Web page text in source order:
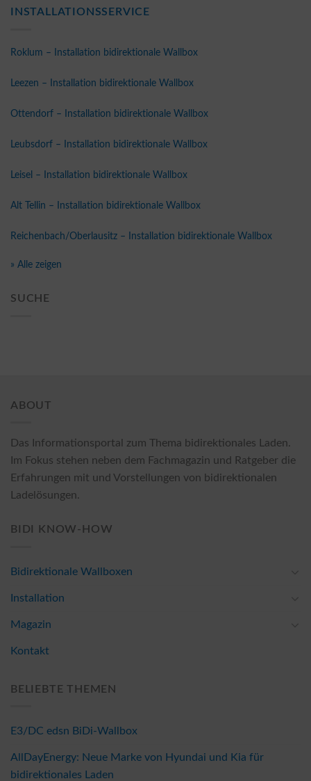
INSTALLATIONSSERVICE
Roklum – Installation bidirektionale Wallbox
Leezen – Installation bidirektionale Wallbox
Ottendorf – Installation bidirektionale Wallbox
Leubsdorf – Installation bidirektionale Wallbox
Leisel – Installation bidirektionale Wallbox
Alt Tellin – Installation bidirektionale Wallbox
Reichenbach/Oberlausitz – Installation bidirektionale Wallbox
» Alle zeigen
SUCHE
ABOUT
Das Informationsportal zum Thema bidirektionales Laden.
Im Fokus stehen neben dem Fachmagazin und Ratgeber die
Erfahrungen mit und Vorstellungen von bidirektionalen
Ladelösungen.
BIDI KNOW-HOW
Bidirektionale Wallboxen
Installation
Magazin
Kontakt
BELIEBTE THEMEN
E3/DC edsn BiDi-Wallbox
AllDayEnergy: Neue Marke von Hyundai und Kia für
bidirektionales Laden